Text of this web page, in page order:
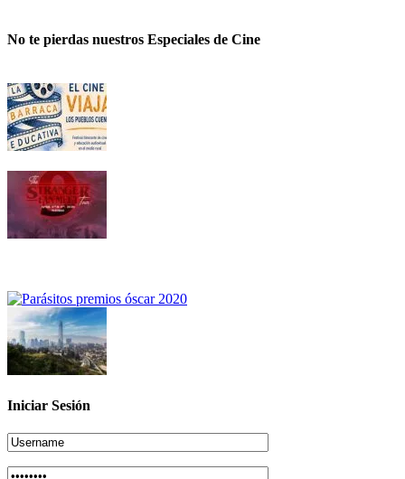
No te pierdas nuestros Especiales de Cine
Iniciar Sesión